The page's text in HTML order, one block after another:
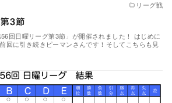
リーグ戦
3節
回日曜リーグ第3節」が開催されました！ はじめに
回に引き続きピーマンさんです！そしてこちらも見